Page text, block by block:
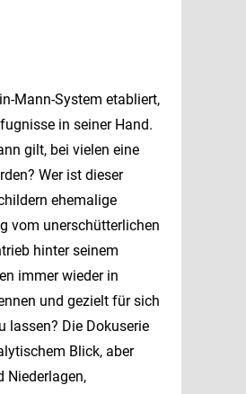
Mann-System etabliert,
in seiner Hand.
gilt, bei vielen eine
Wer ist dieser
ehemalige
vom unerschütterlichen
hinter seinem
immer wieder in
und gezielt für sich
lassen? Die Dokuserie
Blick, aber
Niederlagen,